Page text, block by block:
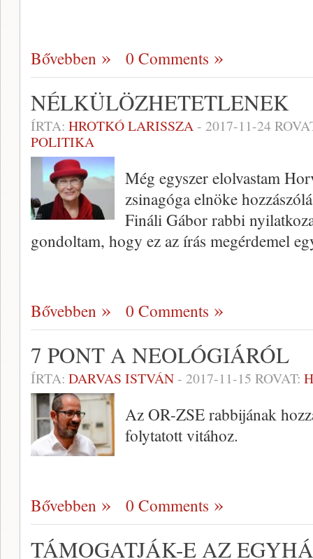
Bővebben 0 Comments
NÉLKÜLÖZHETETLENEK
ÍRTA: HROTKÓ LARISSZA- 2017-11-24
POLITIKA
Még egyszer elolvastam
zsinagóga elnöke
Fináli Gábor rabbi
gondoltam, hogy ez az írás megérdemel
Bővebben 0 Comments
7 PONT A NEOLÓGIÁRÓL
ÍRTA: DARVAS ISTVÁN- 2017-11-15 ROVAT:
Az OR-ZSE rabbijának
folytatott vitához.
Bővebben 0 Comments
TÁMOGATJÁK-E AZ